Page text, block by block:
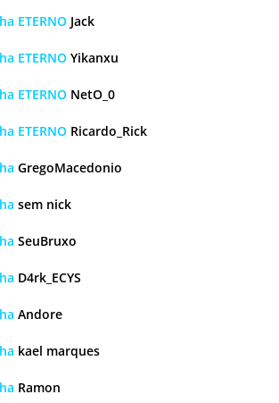
ETERNO Jack
ETERNO Yikanxu
ETERNO NetO_0
ETERNO Ricardo_Rick
GregoMacedonio
sem nick
SeuBruxo
D4rk_ECYS
Andore
kael marques
Ramon